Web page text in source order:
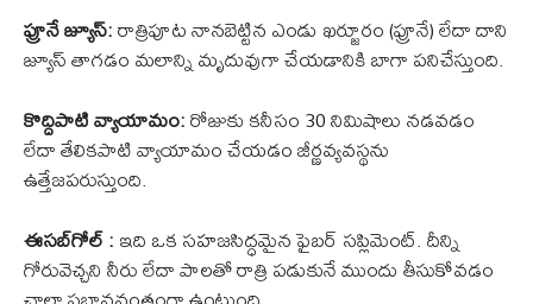
ప్రూనే జ్యూస్:రాత్రిపూట నానబెట్టిన ఎండు ఖర్జూరం (ప్రూనే) లేదా దాని
జ్యూస్ తాగడం మలాన్ని మృదువుగా చేయడానికి బాగా పనిచేస్తుంది.
కొద్దిపాటి వ్యాయామం:రోజుకు కనీసం 30 నిమిషాలు నడవడం
లేదా తేలికపాటి వ్యాయామం చేయడం జీర్ణవ్యవస్థను
ఉత్తేజపరుస్తుంది.
ఈసబ్‌గోల్ :ఇది ఒక సహజసిద్ధమైన ఫైబర్ సప్లిమెంట్. దీన్ని
గోరువెచ్చని నీరు లేదా పాలతో రాత్రి పడుకునే ముందు తీసుకోవడం